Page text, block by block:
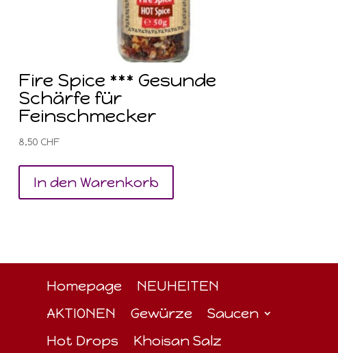
Fire Spice *** Gesunde
Schärfe für
Feinschmecker
8,50 CHF
In den Warenkorb
Homepage
NEUHEITEN
AKTIONEN
Gewürze
Saucen
Hot Drops
Khoisan Salz